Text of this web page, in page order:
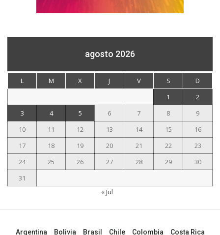
agosto 2026
L M X J V S
D
1
2
3
4 5 6 7 8
9
10
11 12 13 14 15
16
17
18 19 20 21 22
23
24
25 26 27 28 29
30
31
« Jul
Argentina Bolivia Brasil Chile Colombia Costa Rica